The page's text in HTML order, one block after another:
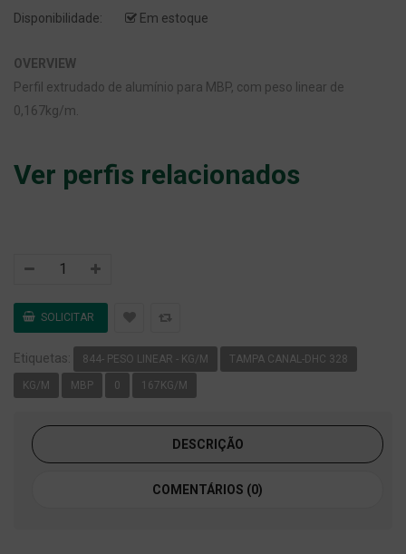
Disponibilidade:
Em estoque
OVERVIEW
Perfil extrudado de alumínio para MBP, com peso linear de
0,167kg/m.
Ver perfis relacionados
Etiquetas: 844- PESO LINEAR - KG/M TAMPA CANAL-DHC 328
KG/M MBP 0 167KG/M
DESCRIÇÃO
COMENTÁRIOS (0)